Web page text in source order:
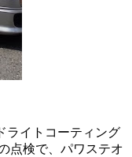
ライトコーティング
点検で、パワステオ